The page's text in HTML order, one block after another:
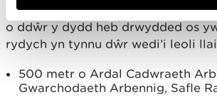
Gallwch dynnu hyd at 50 metr
o ddŵr y dydd heb drwydded os
rydych yn tynnu dŵr wedi’i leoli
500 metr o Ardal Cadwraeth
Gwarchodaeth Arbennig, Safle